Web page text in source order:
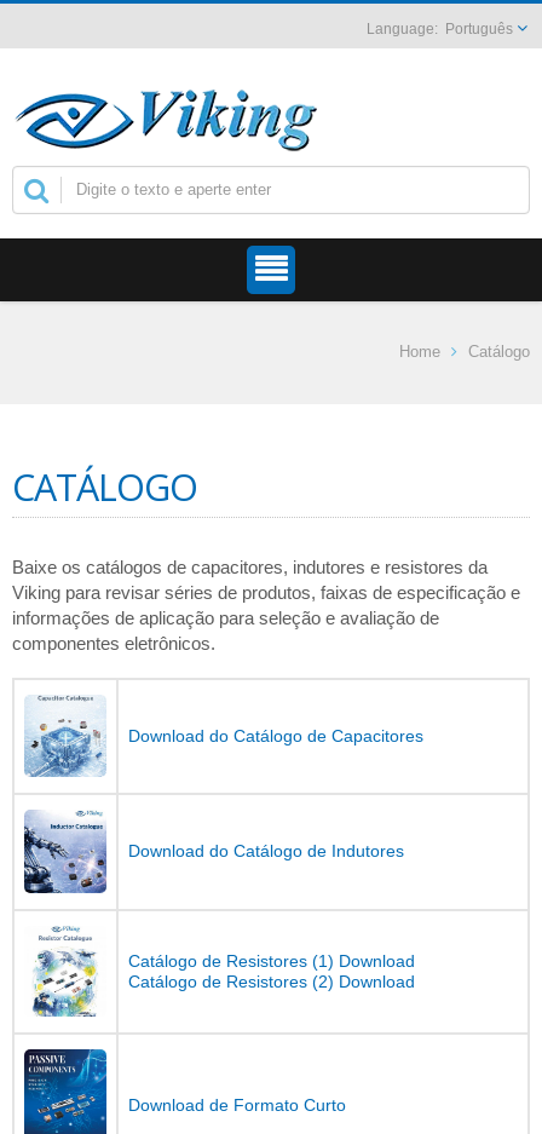
Português
Home Catálogo
CATÁLOGO
Baixe os catálogos de capacitores, indutores e resistores da
Viking para revisar séries de produtos, faixas de especificação e
informações de aplicação para seleção e avaliação de
componentes eletrônicos.
Download do Catálogo de Capacitores
Download do Catálogo de Indutores
Catálogo de Resistores (1) Download
Catálogo de Resistores (2) Download
Download de Formato Curto